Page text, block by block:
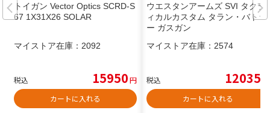
トイガン Vector Optics SCRD-S
67 1X31X26 SOLAR
マイストア在庫： 2092
税込 15950円
カートに入れる
ウエスタンアームズ SVI タクテ
ィカルカスタム タラン・バトラ
ー ガスガン
マイストア在庫： 2574
税込 12035
カートに入れる